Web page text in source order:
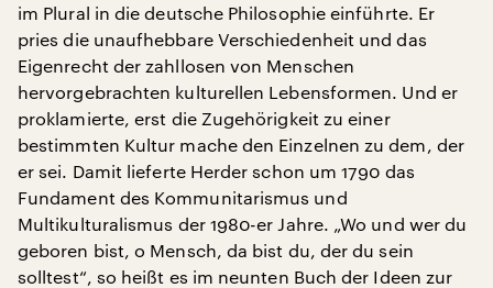
im Plural in die deutsche Philosophie einführte. Er
pries die unaufhebbare Verschiedenheit und das
Eigenrecht der zahllosen von Menschen
hervorgebrachten kulturellen Lebensformen. Und er
proklamierte, erst die Zugehörigkeit zu einer
bestimmten Kultur mache den Einzelnen zu dem, der
er sei. Damit lieferte Herder schon um 1790 das
Fundament des Kommunitarismus und
Multikulturalismus der 1980-er Jahre. „Wo und wer du
geboren bist, o Mensch, da bist du, der du sein
solltest“, so heißt es im neunten Buch der Ideen zur